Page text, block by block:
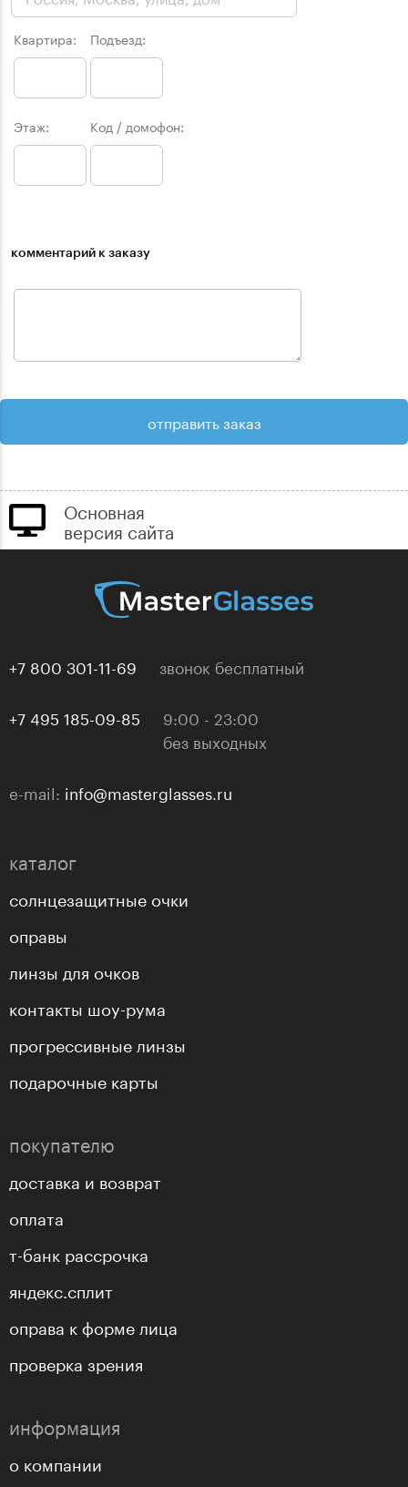
Квартира: Подъезд:
Этаж: Код / домофон:
комментарий к заказу
Основная
версия сайта
+7 800 301-11-69 звонок бесплатный
+7 495 185-09-85
9:00 - 23:00
без выходных
e-mail: info@masterglasses.ru
каталог
солнцезащитные очки
оправы
линзы для очков
контакты шоу-рума
прогрессивные линзы
подарочные карты
покупателю
доставка и возврат
оплата
т-банк рассрочка
яндекс.сплит
оправа к форме лица
проверка зрения
информация
о компании